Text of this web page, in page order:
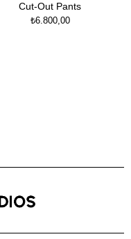
Cut-Out Pants
₺6.800,00